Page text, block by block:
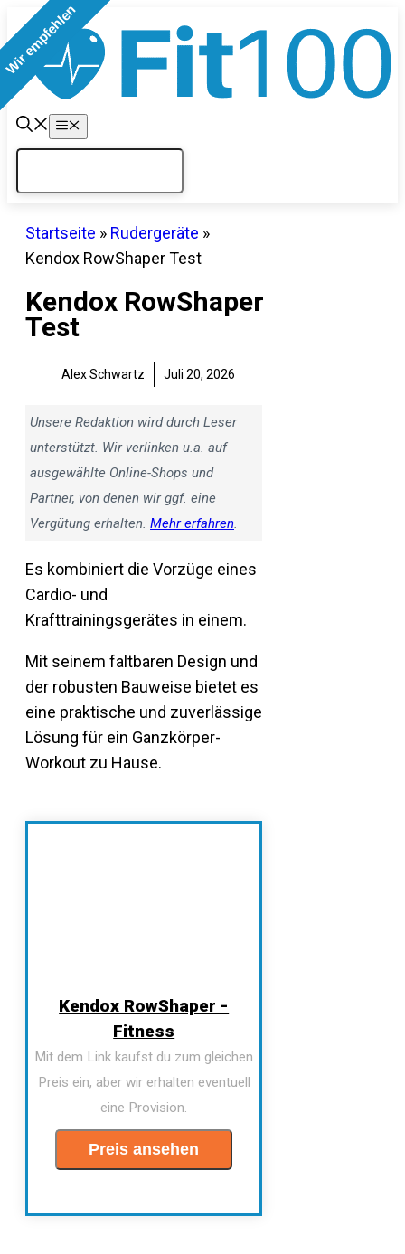
Zum
Inhalt
springen
Menü
Startseite » Rudergeräte »
Kendox RowShaper Test
Kendox RowShaper
Test
Alex Schwartz Juli 20, 2026
Unsere Redaktion wird durch Leser
unterstützt. Wir verlinken u.a. auf
ausgewählte Online-Shops und
Partner, von denen wir ggf. eine
Vergütung erhalten. Mehr erfahren.
Es kombiniert die Vorzüge eines
Cardio- und
Krafttrainingsgerätes in einem.
Mit seinem faltbaren Design und
der robusten Bauweise bietet es
eine praktische und zuverlässige
Lösung für ein Ganzkörper-
Workout zu Hause.
Wir empfehlen
Kendox RowShaper -
Fitness
Mit dem Link kaufst du zum gleichen
Preis ein, aber wir erhalten eventuell
eine Provision.
Preis ansehen
Wir empfehlen
Wir empfehlen
Wir empfehlen